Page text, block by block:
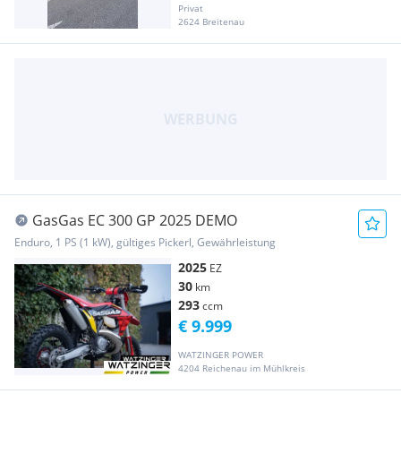
Privat
2624 Breitenau
GasGas EC 300 GP 2025 DEMO
Enduro, 1 PS (1 kW), gültiges Pickerl, Gewährleistung
2025 EZ
30 km
293ccm
WATZINGER POWER
4204 Reichenau im Mühlkreis
€ 9.999